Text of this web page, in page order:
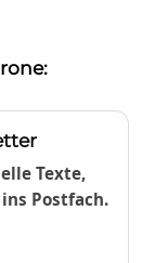
Texte,
Postfach.